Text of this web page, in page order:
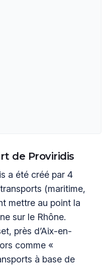
de Proviridis
a été créé par 4
(maritime,
mettre au point la
sur le Rhône.
près d’Aix-en-
comme «
à base de